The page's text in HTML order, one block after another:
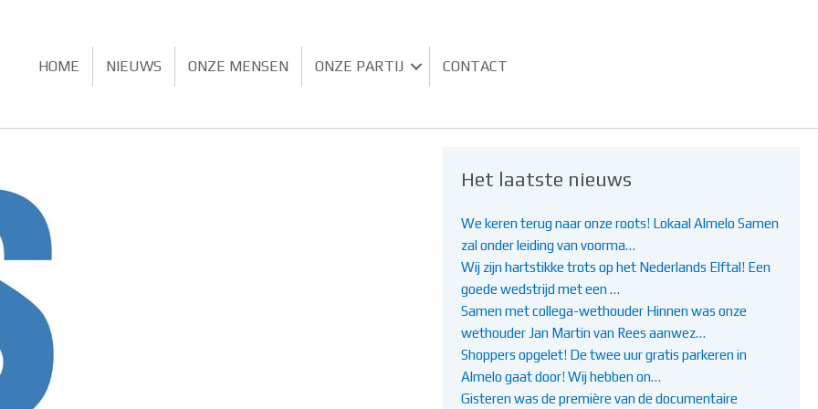
HOME NIEUWS ONZE MENSEN ONZE PARTIJ CONTACT
Het laatste nieuws
We keren terug naar onze roots! Lokaal Almelo Samen
zal onder leiding van voorma…
Wij zijn hartstikke trots op het Nederlands Elftal! Een
goede wedstrijd met een …
Samen met collega-wethouder Hinnen was onze
wethouder Jan Martin van Rees aanwez…
Shoppers opgelet! De twee uur gratis parkeren in
Almelo gaat door! Wij hebben on…
Gisteren was de première van de documentaire